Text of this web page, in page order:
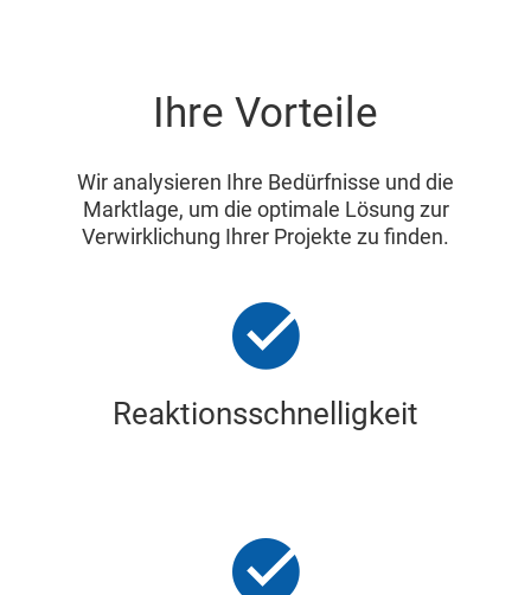
Ihre Vorteile
Wir analysieren Ihre Bedürfnisse und die
Marktlage, um die optimale Lösung zur
Verwirklichung Ihrer Projekte zu finden.
Reaktionsschnelligkeit